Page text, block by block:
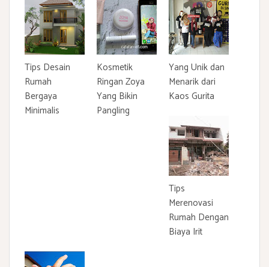
Tips Desain
Rumah
Bergaya
Minimalis
Kosmetik
Ringan Zoya
Yang Bikin
Pangling
Yang Unik dan
Menarik dari
Kaos Gurita
Tips
Merenovasi
Rumah Dengan
Biaya Irit